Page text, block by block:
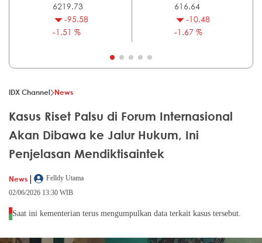
6219.73
-95.58
-1.51 %
616.64
-10.48
-1.67 %
IDX Channel News
Kasus Riset Palsu di Forum Internasional
Akan Dibawa ke Jalur Hukum, Ini
Penjelasan Mendiktisaintek
News |
Felldy Utama
02/06/2026 13:30 WIB
Saat ini kementerian terus mengumpulkan data terkait kasus tersebut.